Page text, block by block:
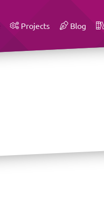
Projects Blog